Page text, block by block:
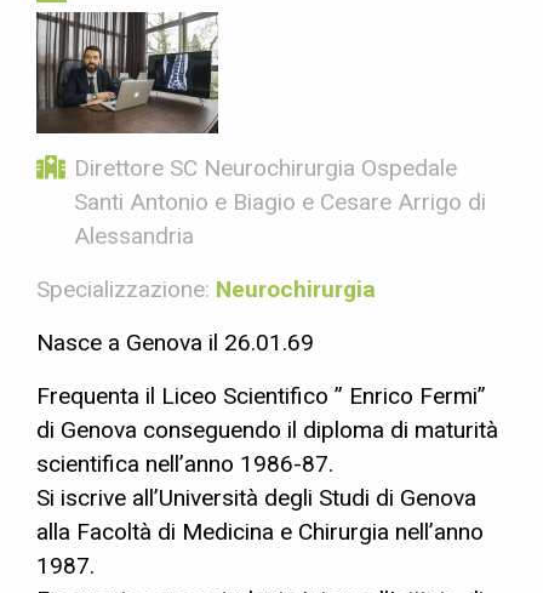
Direttore SC Neurochirurgia Ospedale
Santi Antonio e Biagio e Cesare Arrigo di
Alessandria
Specializzazione: Neurochirurgia
Nasce a Genova il 26.01.69
Frequenta il Liceo Scientifico ” Enrico Fermi”
di Genova conseguendo il diploma di maturità
scientifica nell’anno 1986-87.
Si iscrive all’Università degli Studi di Genova
alla Facoltà di Medicina e Chirurgia nell’anno
1987.